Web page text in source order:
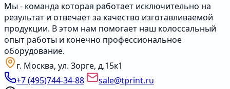
Мы - команда которая работает исключительно на
результат и отвечает за качество изготавливаемой
продукции. В этом нам помогает наш колоссальный
опыт работы и конечно профессиональное
оборудование.
г. Москва, ул. Зорге, д.15к1
+7 (495)744-34-88
sale@tprint.ru